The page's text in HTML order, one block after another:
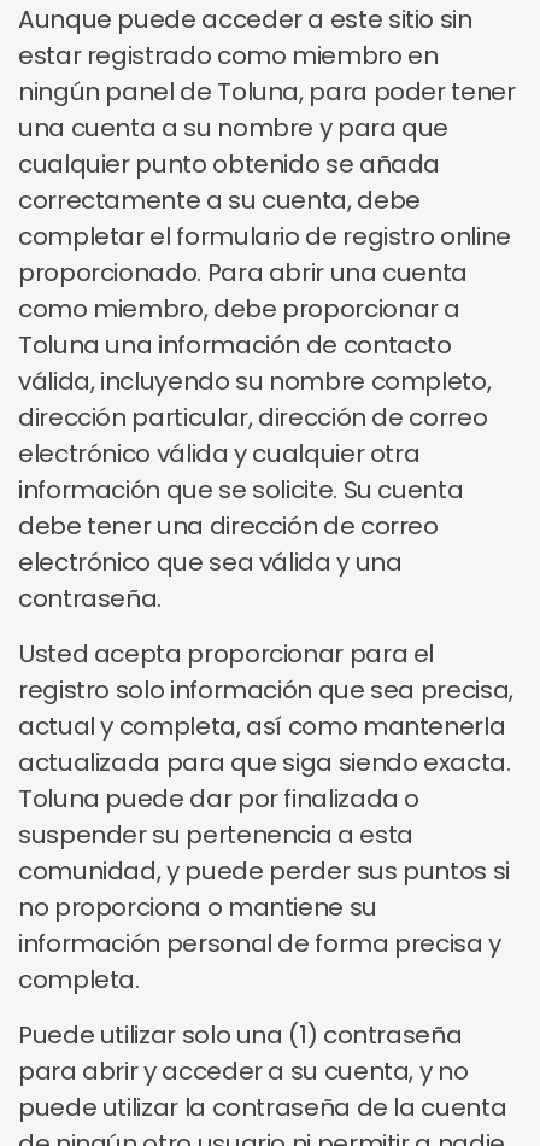
Aunque puede acceder a este sitio sin
estar registrado como miembro en
ningún panel de Toluna, para poder tener
una cuenta a su nombre y para que
cualquier punto obtenido se añada
correctamente a su cuenta, debe
completar el formulario de registro online
proporcionado. Para abrir una cuenta
como miembro, debe proporcionar a
Toluna una información de contacto
válida, incluyendo su nombre completo,
dirección particular, dirección de correo
electrónico válida y cualquier otra
información que se solicite. Su cuenta
debe tener una dirección de correo
electrónico que sea válida y una
contraseña.
Usted acepta proporcionar para el
registro solo información que sea precisa,
actual y completa, así como mantenerla
actualizada para que siga siendo exacta.
Toluna puede dar por finalizada o
suspender su pertenencia a esta
comunidad, y puede perder sus puntos si
no proporciona o mantiene su
información personal de forma precisa y
completa.
Puede utilizar solo una (1) contraseña
para abrir y acceder a su cuenta, y no
puede utilizar la contraseña de la cuenta